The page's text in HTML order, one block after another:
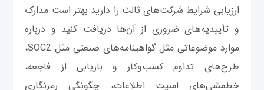
ارزیابی شرایط شرکت‌های ثالث را دارید بهتر است مدارک
و تأییدیه‌های ضروری از آن‌ها دریافت کنید و درباره
موارد موضوعاتی مثل گواهینامه‌های صنعتی مثل SOC2،
طرح‌های تداوم کسب‌وکار و بازیابی از فاجعه،
خط‌مشی‌های امنیت اطلاعات، چگونگی رمزنگاری